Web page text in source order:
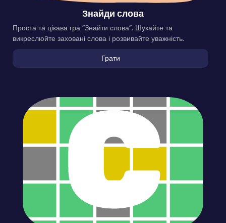
Знайди слова
Проста та цікава гра “Знайти слова”. Шукайте та
викреслюйте заховані слова і розвивайте уважність.
Грати